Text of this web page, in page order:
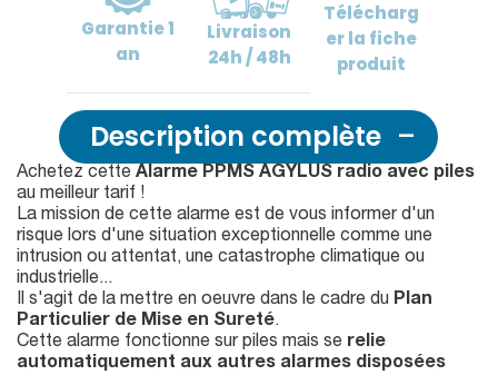
Garantie1
an
Livraison
24h / 48h
Télécharg
erla fiche
produit
Description complète
Achetez cette Alarme PPMS AGYLUS radio avec piles
au meilleur tarif !
La mission de cette alarme est de vous informer d'un
risque lors d'une situation exceptionnelle comme une
intrusion ou attentat, une catastrophe climatique ou
industrielle...
Il s'agit de la mettre en oeuvre dans le cadre du Plan
Particulier de Mise en Sureté.
Cette alarme fonctionne sur piles mais se relie
automatiquement aux autres alarmes disposées